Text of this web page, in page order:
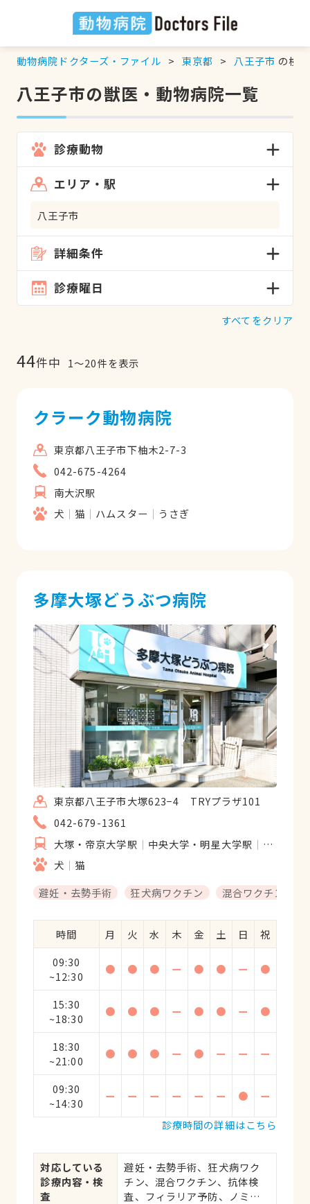
動物病院ドクターズ・ファイル 東京都 八王子市 の検
八王子市の獣医・動物病院一覧
診療動物
エリア・駅
八王子市
詳細条件
診療曜日
すべてをクリア
44件中 1〜20件を表示
クラーク動物病院
東京都八王子市下柚木2-7-3
042-675-4264
南大沢駅
犬
猫 ハムスター うさぎ
多摩大塚どうぶつ病院
東京都八王子市大塚623−4 TRYプラザ101
042-679-1361
大塚・帝京大学駅
中央大学・明星大学駅
松が谷駅
犬
猫
避妊・去勢手術
狂犬病ワクチン 混合ワクチン
時間 月 火 水 木 金 土 日
祝
09:30
~12:30
● ● ● ー ● ● ー ●
15:30
~18:30
● ● ● ー ● ● ー ●
18:30
~21:00
● ● ● ー ● ー ー ー
09:30
~14:30
ー ー ー ー ー ー ●
ー
診療時間の詳細はこちら
対応している
診療内容・検
査
避妊・去勢手術、狂犬病ワク
チン、混合ワクチン、抗体検
査、フィラリア予防、ノミ・